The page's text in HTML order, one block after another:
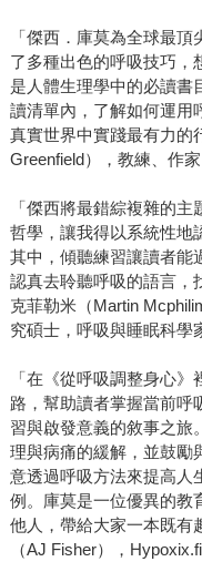
「傑西．庫莫為全球最
了多種出色的呼吸技巧，
是人體生理學中的必讀書
讀清單內，了解如何運用
真實世界中實踐最有力
Greenfield），教練、作
「傑西將最錯綜複雜的
哲學，讓我得以系統性地
其中，傾聽練習讓讀者能
認真去聆聽呼吸的語言
克菲勒米（Martin
究碩士，呼吸與睡眠科學
「在《從呼吸調整身心
路，幫助讀者掌握當前呼
習與啟發意義的敘事之旅
理與病痛的緩解，並鼓
意透過呼吸方法來提高人
例。庫莫是一位優異的教
他人，帶給大家一本既
（AJ Fisher），